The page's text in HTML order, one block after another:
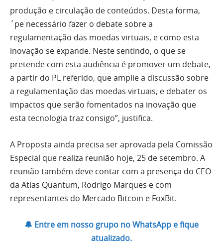
produção e circulação de conteúdos. Desta forma,
´pe necessário fazer o debate sobre a
regulamentação das moedas virtuais, e como esta
inovação se expande. Neste sentindo, o que se
pretende com esta audiência é promover um debate,
a partir do PL referido, que amplie a discussão sobre
a regulamentação das moedas virtuais, e debater os
impactos que serão fomentados na inovação que
esta tecnologia traz consigo”, justifica.
A Proposta ainda precisa ser aprovada pela Comissão
Especial que realiza reunião hoje, 25 de setembro. A
reunião também deve contar com a presença do CEO
da Atlas Quantum, Rodrigo Marques e com
representantes do Mercado Bitcoin e FoxBit.
🔔 Entre em nosso grupo no WhatsApp e fique
atualizado.